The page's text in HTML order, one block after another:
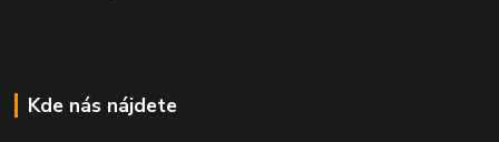
Kde nás nájdete